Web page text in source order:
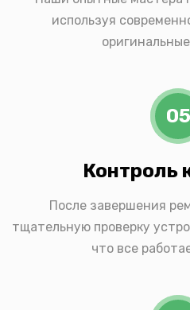
используя
05
Контроль
После завершения
тщательную проверку
что все